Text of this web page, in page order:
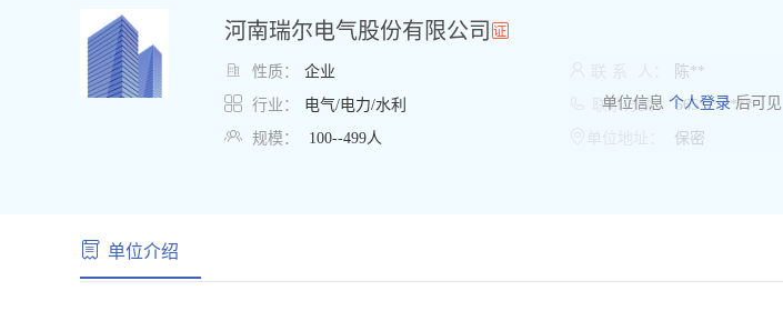
河南瑞尔电气股份有限公司
 性质： 企业
 行业： 电气/电力/水利
 规模： 100--499人
单位信息 个人登录后可见
陈**
联系方式： 565*******
保密
单位介绍